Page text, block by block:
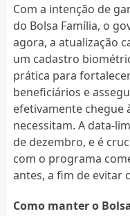
Com a intenção de
do Bolsa Família, o
agora, a atualização
um cadastro
prática para
beneficiários e
efetivamente chegue
necessitam. A data-
de dezembro, e é
com o programa
antes, a fim de evitar
Como manter o